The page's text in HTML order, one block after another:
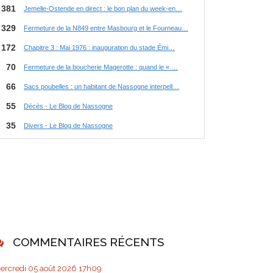
COMMENTAIRES RÉCENTS
05 août 2026 17h09